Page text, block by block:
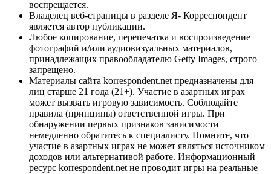
воспрещается.
Владелец веб-страницы в разделе Я- Корреспондент
является автор публикации.
Любое копирование, перепечатка и воспроизведение
фотографий и/или аудиовизуальных материалов,
принадлежащих правообладателю Getty Images, строго
запрещено.
Материалы сайта korrespondent.net предназначены для
лиц старше 21 года (21+). Участие в азартных играх
может вызвать игровую зависимость. Соблюдайте
правила (принципы) ответственной игры. При
обнаружении первых признаков зависимости
немедленно обратитесь к специалисту. Помните, что
участие в азартных играх не может являться источником
доходов или альтернативой работе. Информационный
ресурс korrespondent.net не проводит игры на реальные